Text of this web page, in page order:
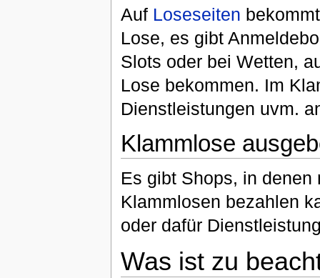
Auf Loseseiten
Lose, es gibt
Slots oder bei Wetten,
Lose bekommen. Im
Dienstleistungen uvm.
Klammlose
Es gibt Shops, in
Klammlosen bezahlen
oder dafür
Was ist zu